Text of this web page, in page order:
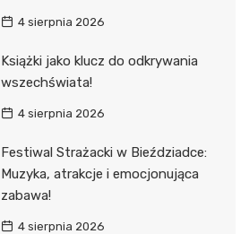
4 sierpnia 2026
Książki jako klucz do odkrywania
wszechświata!
4 sierpnia 2026
Festiwal Strażacki w Bieździadce:
Muzyka, atrakcje i emocjonująca
zabawa!
4 sierpnia 2026